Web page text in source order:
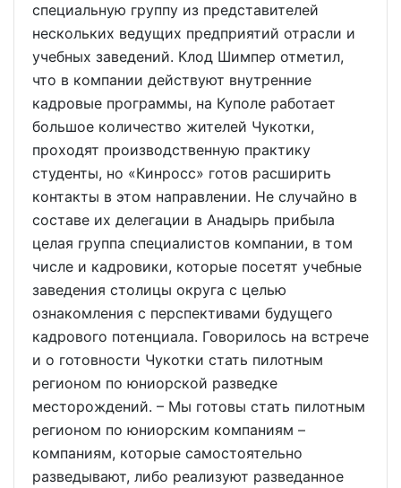
специальную группу из представителей
нескольких ведущих предприятий отрасли и
учебных заведений. Клод Шимпер отметил,
что в компании действуют внутренние
кадровые программы, на Куполе работает
большое количество жителей Чукотки,
проходят производственную практику
студенты, но «Кинросс» готов расширить
контакты в этом направлении. Не случайно в
составе их делегации в Анадырь прибыла
целая группа специалистов компании, в том
числе и кадровики, которые посетят учебные
заведения столицы округа с целью
ознакомления с перспективами будущего
кадрового потенциала. Говорилось на встрече
и о готовности Чукотки стать пилотным
регионом по юниорской разведке
месторождений. – Мы готовы стать пилотным
регионом по юниорским компаниям –
компаниям, которые самостоятельно
разведывают, либо реализуют разведанное